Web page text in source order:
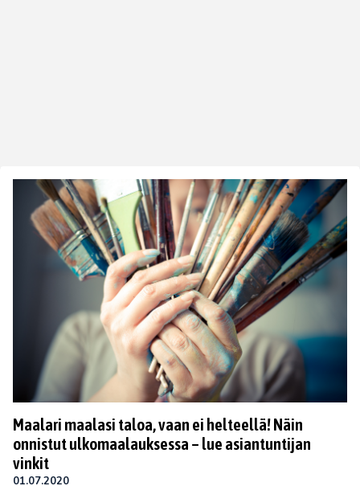
Maalari maalasi taloa, vaan ei helteellä! Näin
onnistut ulkomaalauksessa – lue asiantuntijan
vinkit
01.07.2020